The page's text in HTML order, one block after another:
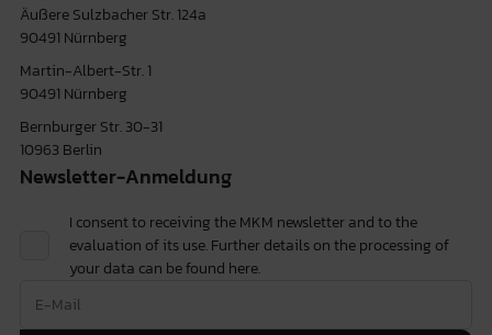
Äußere Sulzbacher Str. 124a
90491 Nürnberg
Martin-Albert-Str. 1
90491 Nürnberg
Bernburger Str. 30-31
10963 Berlin
Newsletter-Anmeldung
I consent to receiving the MKM newsletter and to the
evaluation of its use. Further details on the processing of
your data can be found here.